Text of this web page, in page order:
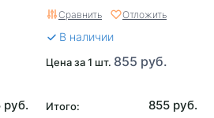
руб.
Сравнить Отложить
В наличии
Цена за 1 шт. 855 руб.
Итого: 855 руб.